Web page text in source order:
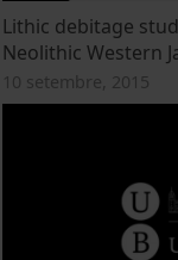
Lithic debitage
Neolithic Western
10 setembre, 2015